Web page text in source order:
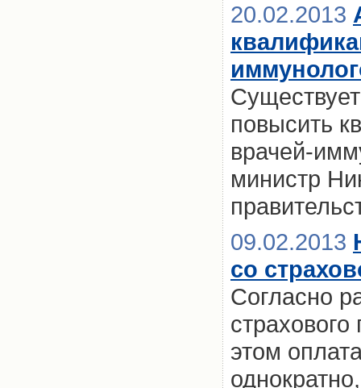
20.02.2013
повысить
врачей-
министр
09.02.2013
со
Согласно
этом